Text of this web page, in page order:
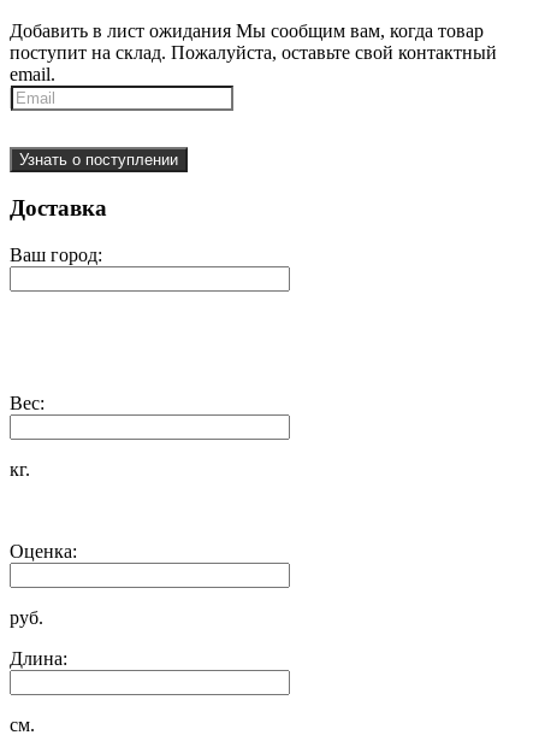
Добавить в лист ожидания Мы сообщим вам, когда товар
поступит на склад. Пожалуйста, оставьте свой контактный
email.
Узнать о поступлении
Доставка
Ваш город:
Вес:
кг.
Оценка:
руб.
Длина:
см.